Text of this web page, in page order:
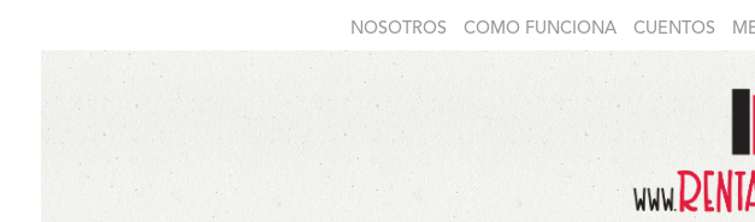
NOSOTROS COMO FUNCIONA CUENTOS